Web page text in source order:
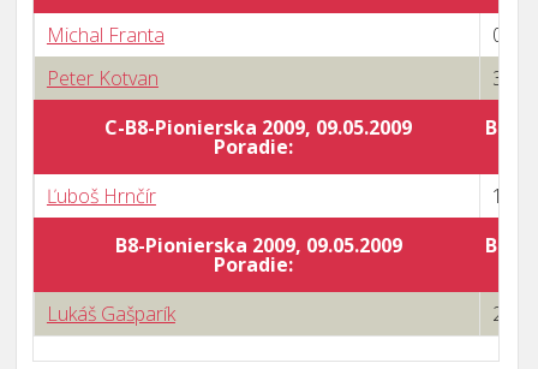
Michal Franta
0 : 3
Peter Kotvan
3 : 0
C-B8-Pionierska 2009, 09.05.2009
Poradie:
Ľuboš Hrnčír
1 : 3
B8-Pionierska 2009, 09.05.2009
Poradie:
Lukáš Gašparík 2 : 3